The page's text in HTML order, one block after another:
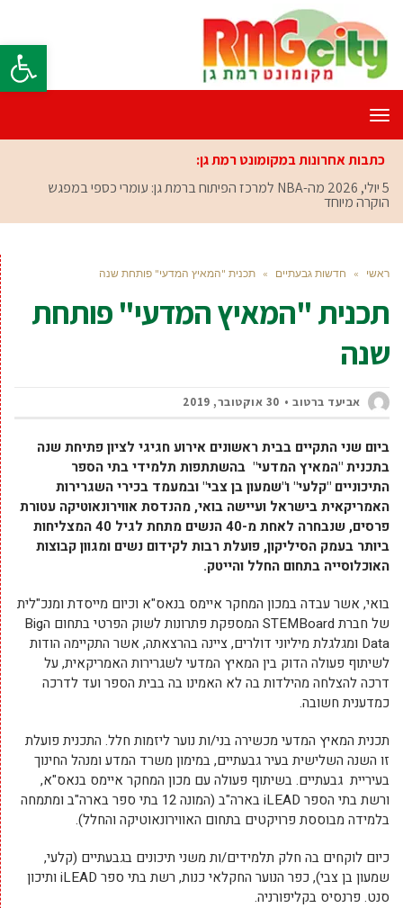
פתח
תפריט
כתבות אחרונות במקומונט רמת גן:
5 יולי, 2026
מה-NBA למרכז הפיתוח ברמת גן: עומרי כספי במפגש
הוקרה מיוחד
ראשי » חדשות גבעתיים » תכנית "המאיץ המדעי" פותחת שנה
תכנית "המאיץ המדעי" פותחת
שנה
אביעד ברטוב 30 אוקטובר, 2019
ביום שני התקיים בבית ראשונים אירוע חגיגי לציון פתיחת שנה
בתכנית "המאיץ המדעי" בהשתתפות תלמידי בתי הספר
התיכוניים "קלעי" ו"שמעון בן צבי" ובמעמד בכירי השגרירות
האמריקאית בישראל ועיישה בואי, מהנדסת אווירונאוטיקה עטורת
פרסים, שנבחרה לאחת מ-40 הנשים מתחת לגיל 40 המצליחות
ביותר בעמק הסיליקון, פועלת רבות לקידום נשים ומגוון קבוצות
האוכלוסייה בתחום החלל והייטק.
בואי, אשר עבדה במכון המחקר איימס בנאס"א וכיום מייסדת ומנכ"לית
של חברת STEMBoard המספקת פתרונות לשוק הפרטי בתחום הBig
Data ומגלגלת מיליוני דולרים, ציינה בהרצאתה, אשר התקיימה הודות
לשיתוף פעולה הדוק בין המאיץ המדעי לשגרירות האמריקאית, על
דרכה להצלחה מהילדות בה לא האמינו בה בבית הספר ועד לדרכה
כמדענית חשובה.
תכנית המאיץ המדעי מכשירה בני/ות נוער ליזמות חלל. התכנית פועלת
זו השנה השלישית בעיר גבעתיים, במימון משרד המדע ומנהל החינוך
בעיריית גבעתיים. בשיתוף פעולה עם מכון המחקר איימס בנאס"א,
ורשת בתי הספר iLEAD בארה"ב (המונה 12 בתי ספר בארה"ב ומתמחה
בלמידה מבוססת פרויקטים בתחום האווירונאוטיקה והחלל).
כיום לוקחים בה חלק תלמידים/ות משני תיכונים בגבעתיים (קלעי,
שמעון בן צבי), כפר הנוער החקלאי כנות, רשת בתי ספר iLEAD ותיכון
סנט. פרנסיס בקליפורניה.